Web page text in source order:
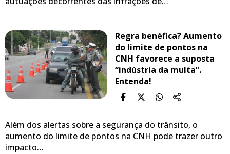
Regra benéfica? Aumento
do limite de pontos na
CNH favorece a suposta
“indústria da multa”.
Entenda!
Além dos alertas sobre a segurança do trânsito, o
aumento do limite de pontos na CNH pode trazer outro
impacto…